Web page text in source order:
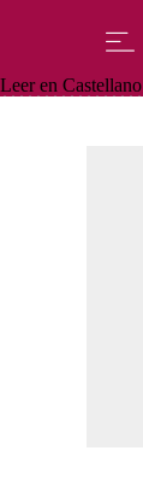
Leer en Castellano